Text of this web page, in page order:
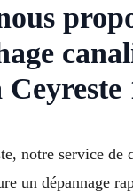
notre service de
un dépannage